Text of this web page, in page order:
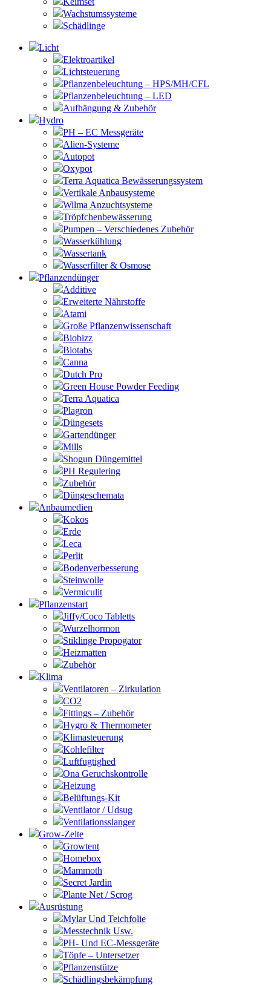
Wachstumssysteme
Schädlinge
Licht
Elektroartikel
Lichtsteuerung
Pflanzenbeleuchtung – HPS/MH/CFL
Pflanzenbeleuchtung – LED
Aufhängung & Zubehör
Hydro
PH – EC Messgeräte
Alien-Systeme
Autopot
Oxypot
Terra Aquatica Bewässerungssystem
Vertikale Anbausysteme
Wilma Anzuchtsysteme
Tröpfchenbewässerung
Pumpen – Verschiedenes Zubehör
Wasserkühlung
Wassertank
Wasserfilter & Osmose
Pflanzendünger
Additive
Erweiterte Nährstoffe
Atami
Große Pflanzenwissenschaft
Biobizz
Biotabs
Canna
Dutch Pro
Green House Powder Feeding
Terra Aquatica
Plagron
Düngesets
Gartendünger
Mills
Shogun Düngemittel
PH Regulering
Zubehör
Düngeschemata
Anbaumedien
Kokos
Erde
Leca
Perlit
Bodenverbesserung
Steinwolle
Vermiculit
Pflanzenstart
Jiffy/Coco Tabletts
Wurzelhormon
Stiklinge Propogator
Heizmatten
Zubehör
Klima
Ventilatoren – Zirkulation
CO2
Fittings – Zubehör
Hygro & Thermometer
Klimasteuerung
Kohlefilter
Luftfugtighed
Ona Geruchskontrolle
Heizung
Belüftungs-Kit
Ventilator / Udsug
Ventilationsslanger
Grow-Zelte
Growtent
Homebox
Mammoth
Secret Jardin
Plante Net / Scrog
Ausrüstung
Mylar Und Teichfolie
Messtechnik Usw.
PH- Und EC-Messgeräte
Töpfe – Untersetzer
Pflanzenstütze
Schädlingsbekämpfung